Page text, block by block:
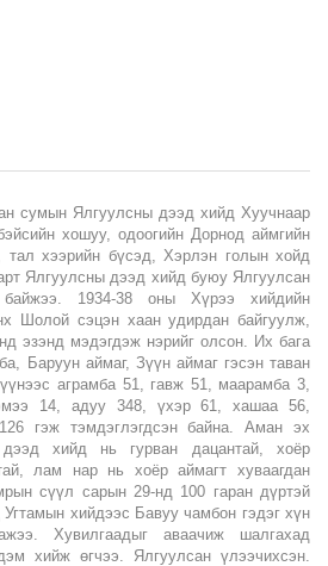
сумын Ялгуулсны дээд хийд Хуучнаар
хошуу, одоогийн Дорнод аймгийн
тал хээрийн бүсэд, Хэрлэн голын хойд
Ялгуулсны дээд хийд буюу Ялгуулсан
1934-38 оны Хүрээ хийдийн
Шолой сэцэн хаан удирдан байгуулж,
эзэнд мэдэгдэж нэрийг олсон. Их бага
Баруун аймаг, Зүүн аймаг гэсэн таван
аграмба 51, гавж 51, маарамба 3,
14, адуу 348, үхэр 61, хашаа 56,
гэж тэмдэглэгдсэн байна. Аман эх
хийд нь гурван дацантай, хоёр
лам нар нь хоёр аймагт хуваагдан
сүүл сарын 29-нд 100 гаран дүртэй
Угтамын хийдээс Бавуу чамбон гэдэг хүн
Хувилгаадыг аваачиж шалгахад
хийж өгчээ. Ялгуулсан үлээчихсэн.